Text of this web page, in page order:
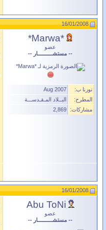
16/01/2008
*Marwa*
عضو
-- مستشــــــــــار --
نورنا ب:
Aug 2007
المطرح:
البــلاد المـقـدســـة
مشاركات:
2,869
16/01/2008
Abu ToNi
عضو
-- مستشــــــــــار --